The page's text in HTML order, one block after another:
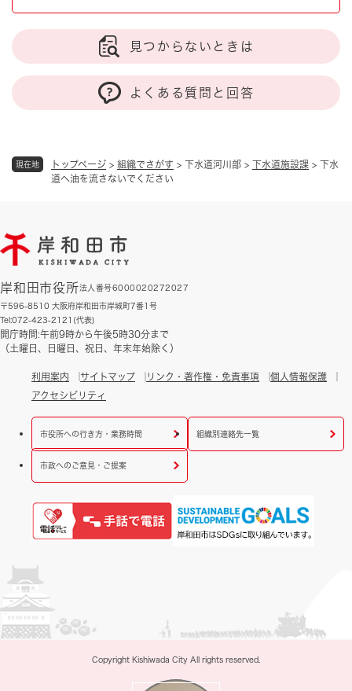
現在地 トップページ > 組織でさがす > 下水道河川部 > 下水道施設課 > 下水
道へ油を流さないでください
見つからないときは
よくある質問と回答
岸和田市役所法人番号6000020272027
〒596-8510 大阪府岸和田市岸城町7番1号
Tel:072-423-2121(代表)
開庁時間:午前9時から午後5時30分まで
（土曜日、日曜日、祝日、年末年始除く）
利用案内 サイトマップ リンク・著作権・免責事項
個人情報保護
アクセシビリティ
市役所への行き方・業務時間 組織別連絡先一覧
市政へのご意見・ご提案
Copyright Kishiwada City All rights reserved.